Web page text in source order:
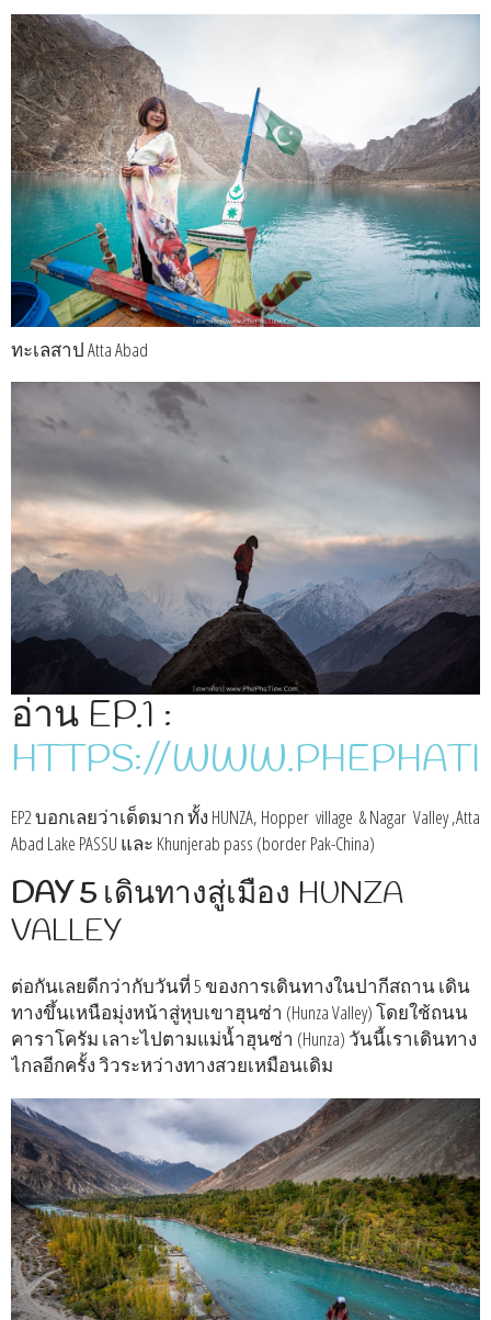
ทะเลสาป Atta Abad
อ่าน EP.1 :
HTTPS://
EP2 บอกเลยว่าเด็ดมาก ทั้ง HUNZA, Hopper​ ​ village​ ​ ​& Nagar ​ ​Valley ,Atta
Abad Lake PASSU และ Khunjerab pass (border Pak-China)
DAY 5เดินทางสู่เมือง HUNZA
VALLEY
ต่อกันเลยดีกว่ากับวันที่ 5 ของการเดินทางในปากีสถาน เดิน
ทางขึ้นเหนือมุ่งหน้าสู่หุบเขาฮุนซ่า (Hunza Valley) โดยใช้ถนน
คาราโครัม เลาะไปตามแม่น้ำฮุนซ่า (Hunza) วันนี้เราเดินทาง
ไกลอีกครั้ง วิวระหว่างทางสวยเหมือนเดิม